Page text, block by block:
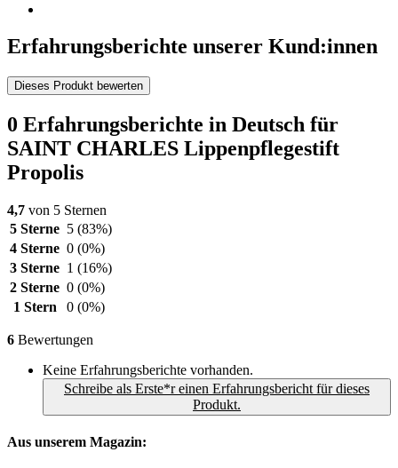
Erfahrungsberichte unserer Kund:innen
Dieses Produkt bewerten
0 Erfahrungsberichte in Deutsch für
SAINT CHARLES Lippenpflegestift
Propolis
4,7 von 5 Sternen
5 Sterne 5 (83%)
4 Sterne 0 (0%)
3 Sterne 1 (16%)
2 Sterne 0 (0%)
1 Stern
0 (0%)
6 Bewertungen
Keine Erfahrungsberichte vorhanden.
Schreibe als Erste*r einen Erfahrungsbericht für dieses
Produkt.
Aus unserem Magazin: